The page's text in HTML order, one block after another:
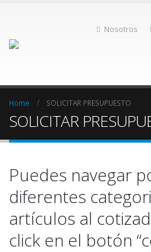
Nosotros
Home SOLICITAR PRESUPUESTO
SOLICITAR
Puedes navegar
diferentes
artículos al
click en el botón